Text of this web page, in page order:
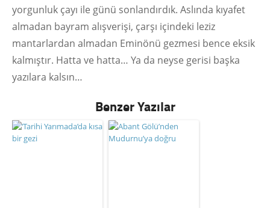
yorgunluk çayı ile günü sonlandırdık. Aslında kıyafet
almadan bayram alışverişi, çarşı içindeki leziz
mantarlardan almadan Eminönü gezmesi bence eksik
kalmıştır. Hatta ve hatta… Ya da neyse gerisi başka
yazılara kalsın…
Benzer Yazılar